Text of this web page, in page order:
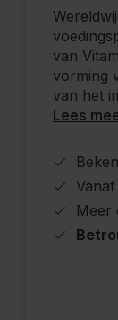
van
vorming
van het
Lees
Meer